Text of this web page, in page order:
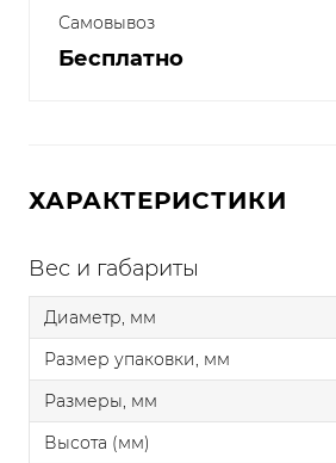
Самовывоз
Бесплатно
ХАРАКТЕРИСТИКИ
Вес и габариты
Диаметр, мм
Размер упаковки, мм
Размеры, мм
Высота (мм)